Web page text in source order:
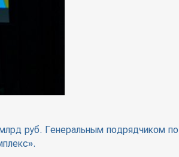
руб. Генеральным подрядчиком по